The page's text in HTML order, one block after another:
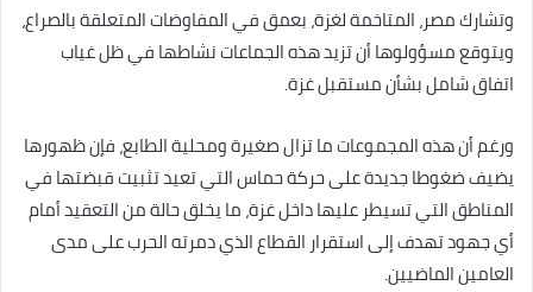
وتشارك مصر، المتاخمة لغزة، بعمق في المفاوضات المتعلقة بالصراع،
ويتوقع مسؤولوها أن تزيد هذه الجماعات نشاطها في ظل غياب
اتفاق شامل بشأن مستقبل غزة.
ورغم أن هذه المجموعات ما تزال صغيرة ومحلية الطابع، فإن ظهورها
يضيف ضغوطا جديدة على حركة حماس التي تعيد تثبيت قبضتها في
المناطق التي تسيطر عليها داخل غزة، ما يخلق حالة من التعقيد أمام
أي جهود تهدف إلى استقرار القطاع الذي دمرته الحرب على مدى
العامين الماضيين.